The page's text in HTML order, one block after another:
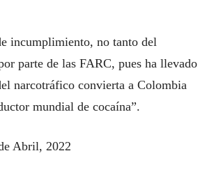
incumplimiento, no tanto del
parte de las FARC, pues ha llevado
narcotráfico convierta a Colombia
mundial de cocaína”.
Abril, 2022